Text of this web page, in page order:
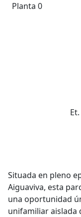
Planta 0
Situada en pleno
Aiguaviva, esta
una oportunidad
unifamiliar aislada